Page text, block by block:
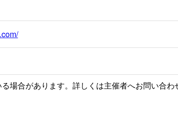
場合があります。詳しくは主催者へお問い合わ